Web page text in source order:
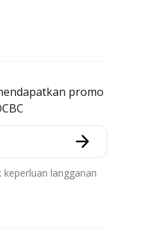
promo
langganan